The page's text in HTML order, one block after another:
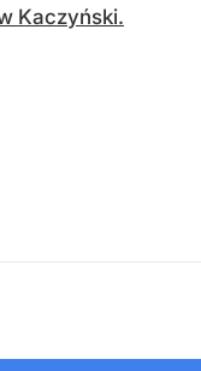
Kaczyński.